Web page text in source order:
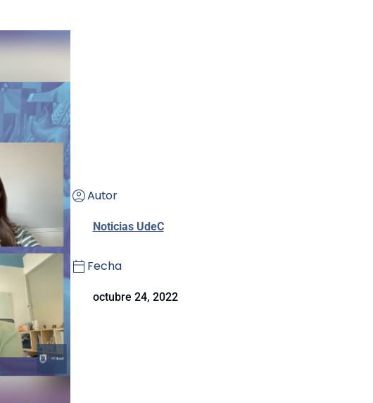
Autor
Noticias UdeC
Fecha
octubre 24, 2022